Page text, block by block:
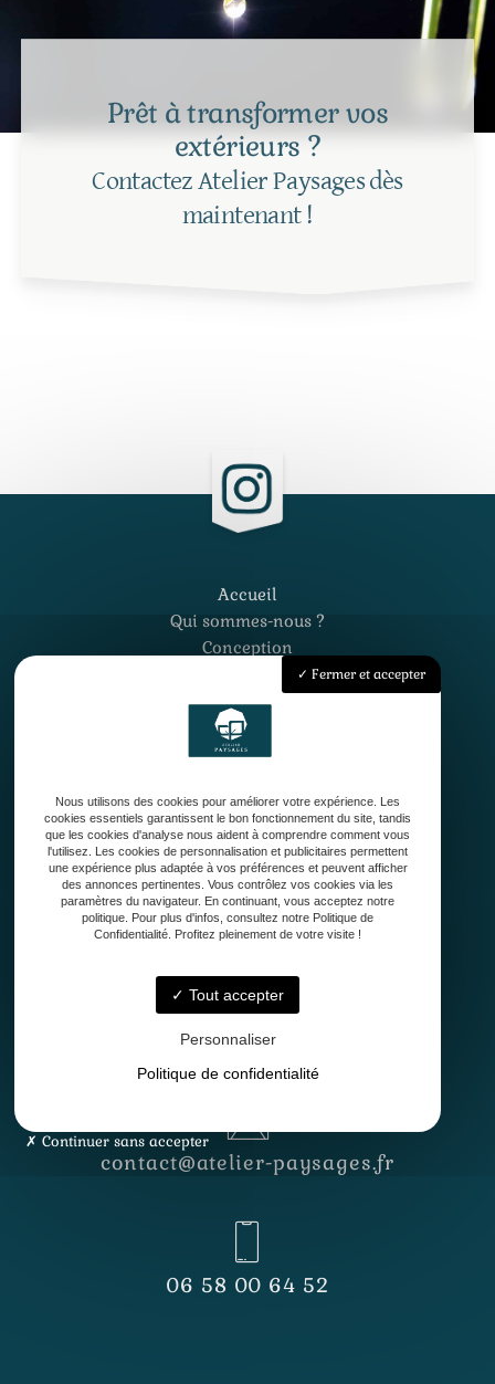
Prêt à transformer vos
extérieurs ?
Contactez Atelier Paysages dès
maintenant !
Accueil
Qui sommes-nous ?
Conception
Entretien de jardin
Contact
33127 Saint-Jean-d'Illac
Lundi - Vendredi
8h30 - 12h30 & 13h30 - 17h
contact@atelier-paysages.fr
06 58 00 64 52
Fermer et accepter
Nous utilisons des cookies pour améliorer votre expérience. Les
cookies essentiels garantissent le bon fonctionnement du site, tandis
que les cookies d'analyse nous aident à comprendre comment vous
l'utilisez. Les cookies de personnalisation et publicitaires permettent
une expérience plus adaptée à vos préférences et peuvent afficher
des annonces pertinentes. Vous contrôlez vos cookies via les
paramètres du navigateur. En continuant, vous acceptez notre
politique. Pour plus d'infos, consultez notre Politique de
Confidentialité. Profitez pleinement de votre visite !
Tout accepter
Personnaliser
Politique de confidentialité
Continuer sans accepter